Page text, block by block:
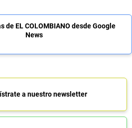
de EL COLOMBIANO desde Google
News
a nuestro newsletter